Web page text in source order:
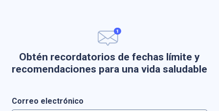
Obtén recordatorios de fechas límite y
recomendaciones para una vida saludable
Correo electrónico